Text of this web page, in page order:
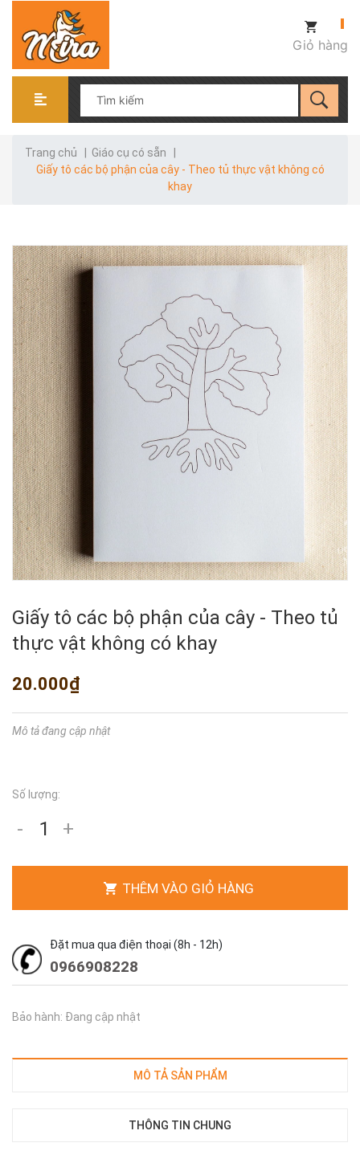
Giỏ hàng
Trang chủ Giáo cụ có sẵn
Giấy tô các bộ phận của cây - Theo tủ thực vật không có
khay
Giấy tô các bộ phận của cây - Theo tủ
thực vật không có khay
20.000₫
Mô tả đang cập nhật
Số lượng:
- +
THÊM VÀO GIỎ HÀNG
Đặt mua qua điện thoại (8h - 12h)
0966908228
Bảo hành: Đang cập nhật
MÔ TẢ SẢN PHẨM
THÔNG TIN CHUNG